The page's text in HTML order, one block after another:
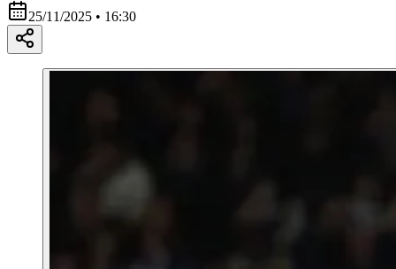
25/11/2025 • 16:30